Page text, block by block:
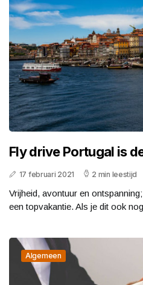
Fly drive Portugal is
17 februari 2021 2 min leestijd
Vrijheid, avontuur en
een topvakantie. Als je dit ook
Algemeen